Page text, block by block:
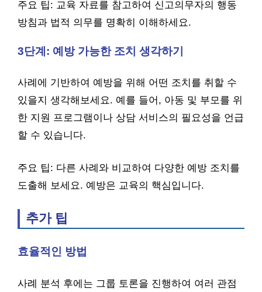
주요 팁: 교육 자료를 참고하여 신고의무자의 행동
방침과 법적 의무를 명확히 이해하세요.
3단계: 예방 가능한 조치 생각하기
사례에 기반하여 예방을 위해 어떤 조치를 취할 수
있을지 생각해보세요. 예를 들어, 아동 및 부모를 위
한 지원 프로그램이나 상담 서비스의 필요성을 언급
할 수 있습니다.
주요 팁: 다른 사례와 비교하여 다양한 예방 조치를
도출해 보세요. 예방은 교육의 핵심입니다.
추가 팁
효율적인 방법
사례 분석 후에는 그룹 토론을 진행하여 여러 관점